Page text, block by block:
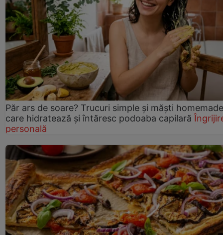
Păr ars de soare? Trucuri simple și măști homemade
care hidratează și întăresc podoaba capilară
personală